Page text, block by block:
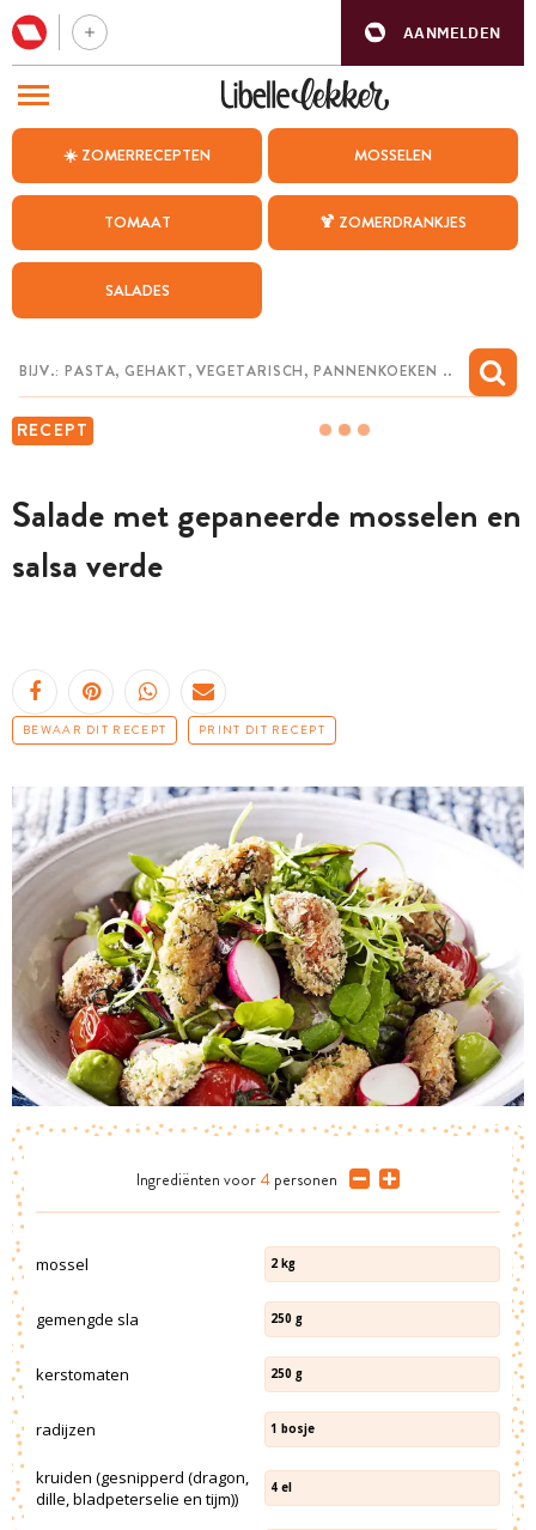
AANMELDEN
☀️ ZOMERRECEPTEN MOSSELEN
TOMAAT 🍹 ZOMERDRANKJES
SALADES
RECEPT
Salade met gepaneerde mosselen en
salsa verde
BEWAAR DIT RECEPT PRINT DIT RECEPT
Ingrediënten voor 4 personen
mossel 2 kg
gemengde sla 250 g
kerstomaten 250 g
radijzen 1 bosje
kruiden (gesnipperd (dragon,
dille, bladpeterselie en tijm))
4 el
BEZOEK ONZE ANDERE WEBSITES
WEEKMENU
CHAT MET MAIA
MIJN BEWAARDE RECEPTEN